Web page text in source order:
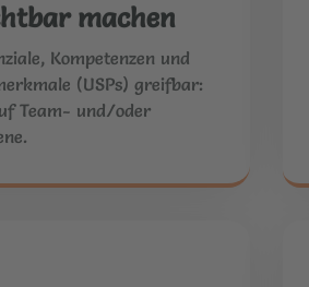
machen
Kompetenzen und
(USPs) greifbar:
Team- und/oder